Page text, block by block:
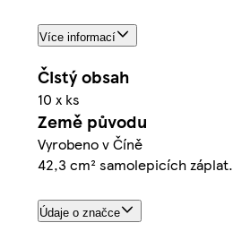
Více informací
Čistý obsah
10 x ks
Země původu
Vyrobeno v Číně
42,3 cm² samolepicích záplat.
Údaje o značce